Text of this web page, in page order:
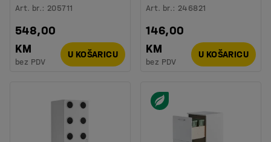
Art. br.: 205711
548,00
KM
bez PDV
U KOŠARICU
Art. br.: 246821
146,00
KM
bez PDV
U KOŠARICU